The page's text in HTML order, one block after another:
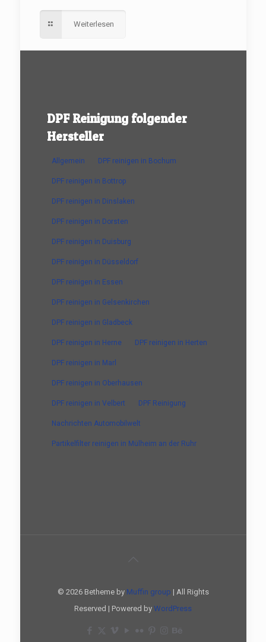
Weiterlesen
DPF Reinigung folgender
Hersteller
Allgemein DPF reinigen in Bochum
DPF reinigen in Bottrop
DPF reinigen in Dinslaken
DPF reinigen in Dorsten
DPF reinigen in Duisburg
DPF reinigen in Düsseldorf
DPF reinigen in Essen
DPF reinigen in Gelsenkirchen
DPF reinigen in Gladbeck
DPF reinigen in Herne DPF reinigen in Herten
DPF reinigen in Marl
DPF reinigen in Oberhausen
DPF reinigen in Velbert DPF Reinigung
Nachrichten Automobilwelt
Partikelfilter reinigen in Mülheim an der Ruhr
© 2026 Betheme by Muffin group | All Rights
Reserved | Powered by WordPress